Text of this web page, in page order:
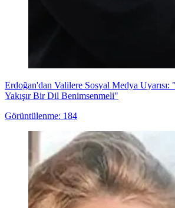
Erdoğan'dan Valilere Sosyal Medya
Yakışır Bir Dil Benimsenmeli"
Görüntülenme: 184